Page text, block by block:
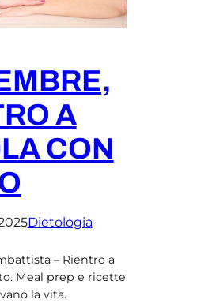
A
CON
Dietologia
– Rientro a
Meal prep e ricette
la vita.